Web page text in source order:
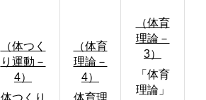
（体つく
り運動－
4）
体つくり
（体育
理論－
4）
体育理
（体育
理論－
3）
「体育
理論」